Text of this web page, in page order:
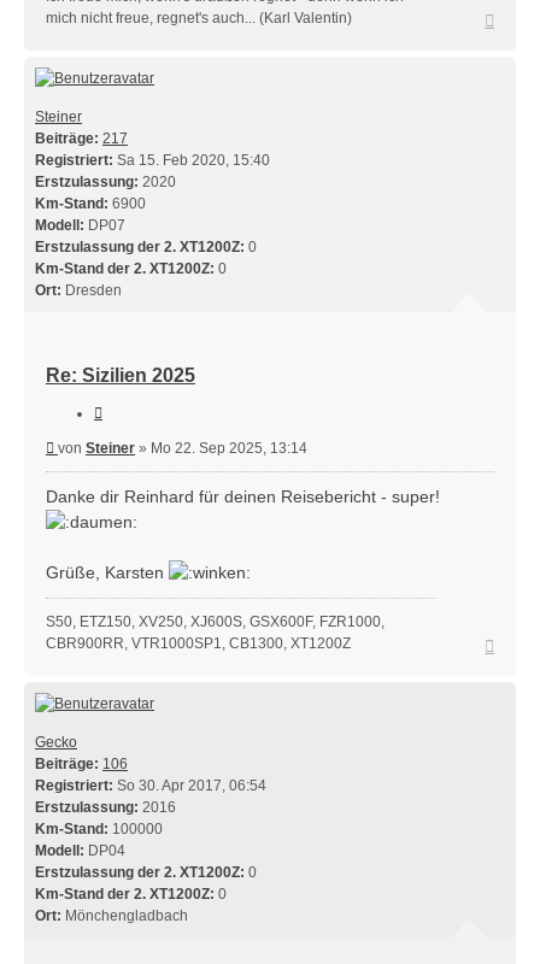
mich nicht freue, regnet's auch... (Karl Valentin)
Steiner
Beiträge: 217
Registriert: Sa 15. Feb 2020, 15:40
Erstzulassung: 2020
Km-Stand: 6900
Modell: DP07
Erstzulassung der 2. XT1200Z: 0
Km-Stand der 2. XT1200Z: 0
Ort: Dresden
Re: Sizilien 2025
Beitrag
von Steiner » Mo 22. Sep 2025, 13:14
Danke dir Reinhard für deinen Reisebericht - super!
Grüße, Karsten
S50, ETZ150, XV250, XJ600S, GSX600F, FZR1000,
CBR900RR, VTR1000SP1, CB1300, XT1200Z
Gecko
Beiträge: 106
Registriert: So 30. Apr 2017, 06:54
Erstzulassung: 2016
Km-Stand: 100000
Modell: DP04
Erstzulassung der 2. XT1200Z: 0
Km-Stand der 2. XT1200Z: 0
Ort: Mönchengladbach